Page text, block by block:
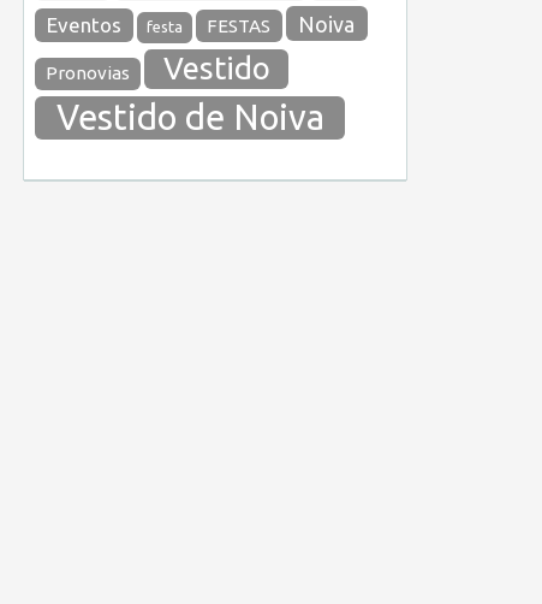
Eventos festa FESTAS Noiva
Pronovias Vestido
Vestido de Noiva